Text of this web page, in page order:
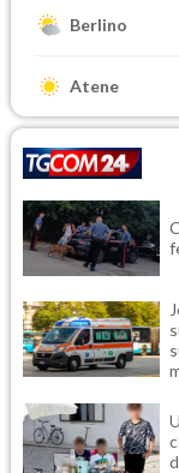
Berlino
Atene